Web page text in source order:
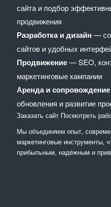
сайта и подбор
продвижения
Разработка и дизайн —
сайтов и удобных
Продвижение— SEO,
маркетинговые кампании
Аренда и сопровождение
обновления и развитие
Заказать сайт Посмотреть
Мы объединяем опыт,
маркетинговые инструменты,
прибыльным, надёжным и